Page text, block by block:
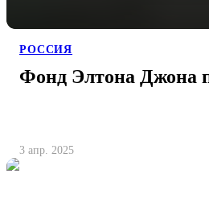
РОССИЯ
Фонд Элтона Джона
3 апр. 2025